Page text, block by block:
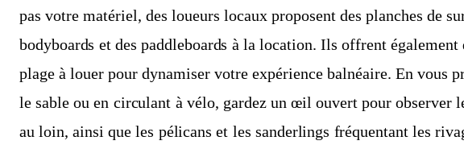
pas votre matériel, des loueurs locaux proposent des planches de
bodyboards et des paddleboards à la location. Ils offrent également
plage à louer pour dynamiser votre expérience balnéaire. En vous
le sable ou en circulant à vélo, gardez un œil ouvert pour observer
au loin, ainsi que les pélicans et les sanderlings fréquentant les